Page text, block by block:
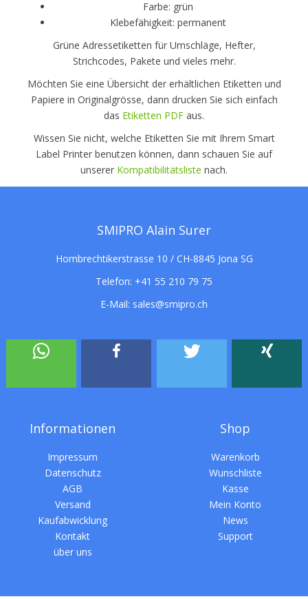
Farbe: grün
Klebefähigkeit: permanent
Grüne Adressetiketten für Umschläge, Hefter,
Strichcodes, Pakete und vieles mehr.
Möchten Sie eine Übersicht der erhältlichen Etiketten und
Papiere in Originalgrösse, dann drucken Sie sich einfach
das Etiketten PDF aus.
Wissen Sie nicht, welche Etiketten Sie mit Ihrem Smart
Label Printer benutzen können, dann schauen Sie auf
unserer Kompatibilitätsliste nach.
SMIPRO Alain Surer
Hombrechtikerstrasse 10 / CH-8845 Jona SG
Telefon: +41 55 210 79 75
E-Mail: sales@smipro.ch
Informationen
Impressum
Datenschutz
AGB
Versand
Kaufabwicklung
Kontakt
über uns
Shop
Warenkorb
Wunschliste
Kasse
Mein Konto
News
Support